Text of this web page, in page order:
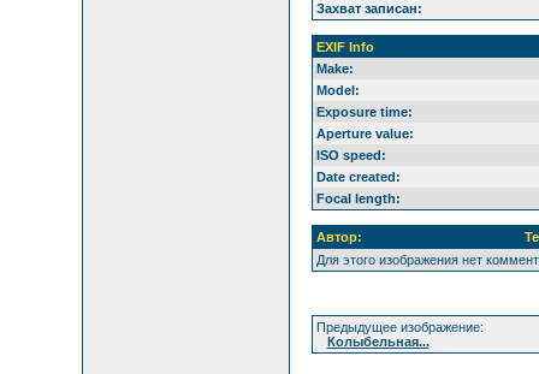
Захват записан:
EXIF Info
Make:
Model:
Exposure time:
Aperture value:
ISO speed:
Date created:
Focal length:
Автор:
Для этого изображения нет
Предыдущее изображение:
Колыбельная...